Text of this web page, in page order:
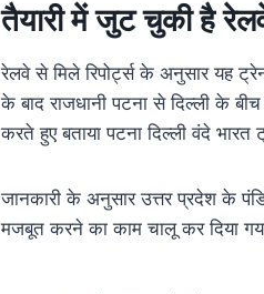
तैयारी में जुट चुकी है
रेलवे से मिले रिपोर्ट्स के अनुसार यह
के बाद राजधानी पटना से दिल्ली के
करते हुए बताया पटना दिल्ली वंदे
जानकारी के अनुसार उत्तर प्रदेश के
मजबूत करने का काम चालू कर दिया